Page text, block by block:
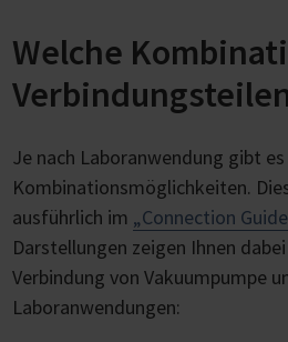
Welche
Je nach Laboranwendung gibt
Kombinationsmöglichkeiten.
ausführlich im „Connection
Darstellungen zeigen Ihnen
Verbindung von Vakuumpumpe
Laboranwendungen: